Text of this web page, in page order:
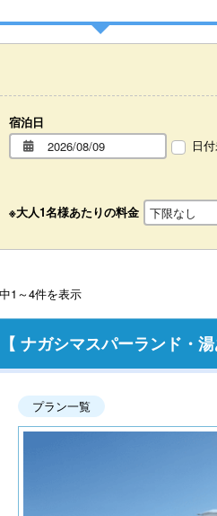
宿泊日
日
※大人1名様あたりの料金
1～4件を表示
【 ナガシマスパーランド
プラン一覧